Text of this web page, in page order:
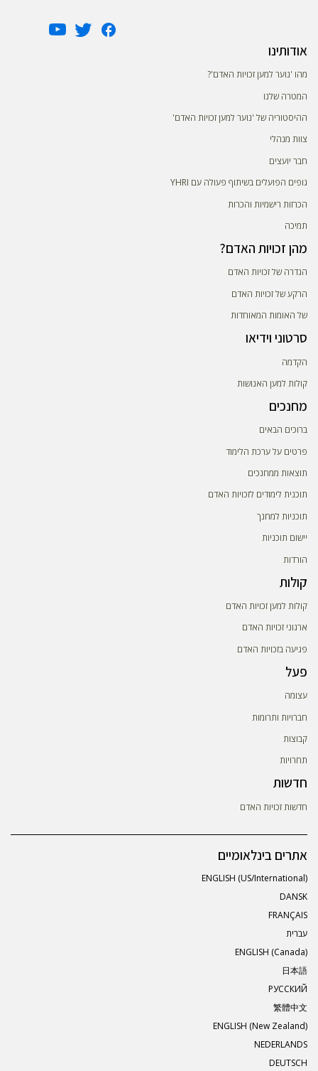
אודותינו
מהו 'נוער למען זכויות האדם'?
המטרה שלנו
ההיסטוריה של 'נוער למען זכויות האדם'
צוות מנהלי
חבר יועצים
גופים הפועלים בשיתוף פעולה עם YHRI
הכרזות רישמיות והכרות
תמיכה
מהן זכויות האדם?
הגדרה של זכויות האדם
הרקע של זכויות האדם
של האומות המאוחדות
סרטוני וידיאו
הקדמה
קולות למען האנושות
מחנכים
ברוכים הבאים
פרטים על ערכת הלימוד
תוצאות ממחנכים
תוכנית לימודים לזכויות האדם
תוכניות למחנך
יישום תוכניות
הורדות
קולות
קולות למען זכויות האדם
ארגוני זכויות האדם
פגיעה בזכויות האדם
פעל
עצומה
חברויות ותרומות
קבוצות
תחרויות
חדשות
חדשות זכויות האדם
אתרים בינלאומיים
ENGLISH (US/International)
DANSK
FRANÇAIS
עברית
ENGLISH (Canada)
日本語
РУССКИЙ
繁體中文
ENGLISH (New Zealand)
NEDERLANDS
DEUTSCH